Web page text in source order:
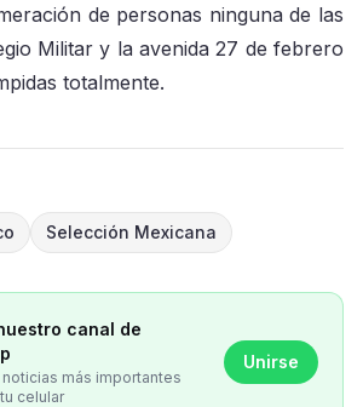
de personas ninguna de las
Militar y la avenida 27 de febrero
totalmente.
Selección Mexicana
canal de
más importantes
celular
Unirse